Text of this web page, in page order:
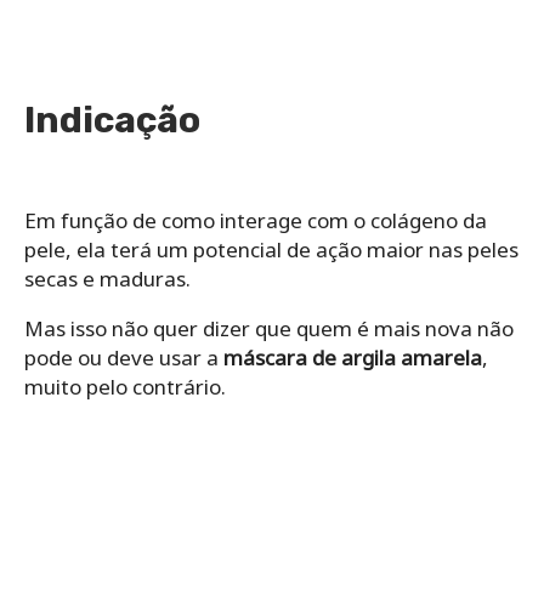
Indicação
Em função de como interage com o colágeno da
pele, ela terá um potencial de ação maior nas peles
secas e maduras.
Mas isso não quer dizer que quem é mais nova não
pode ou deve usar a máscara de argila amarela,
muito pelo contrário.